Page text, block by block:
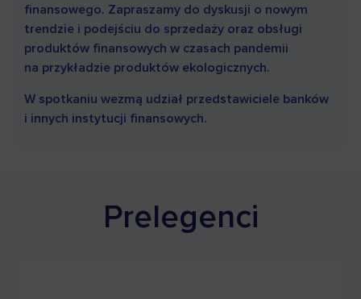
finansowego. Zapraszamy do dyskusji o nowym
trendzie i podejściu do sprzedaży oraz obsługi
produktów finansowych w czasach pandemii
na przykładzie produktów ekologicznych.
W spotkaniu wezmą udział przedstawiciele banków
i innych instytucji finansowych.
Prelegenci